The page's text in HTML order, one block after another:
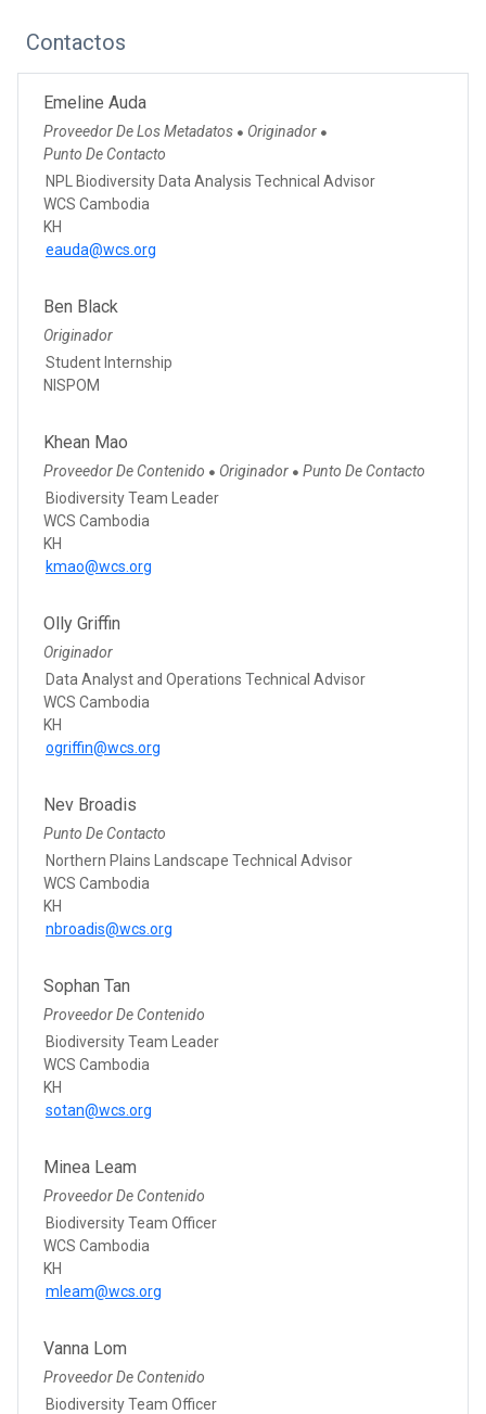
Contactos
Emeline Auda
Proveedor De Los Metadatos ● Originador ●
Punto De Contacto
NPL Biodiversity Data Analysis Technical Advisor
WCS Cambodia
KH
eauda@wcs.org
Ben Black
Originador
Student Internship
NISPOM
Khean Mao
Proveedor De Contenido ● Originador ● Punto De Contacto
Biodiversity Team Leader
WCS Cambodia
KH
kmao@wcs.org
Olly Griffin
Originador
Data Analyst and Operations Technical Advisor
WCS Cambodia
KH
ogriffin@wcs.org
Nev Broadis
Punto De Contacto
Northern Plains Landscape Technical Advisor
WCS Cambodia
KH
nbroadis@wcs.org
Sophan Tan
Proveedor De Contenido
Biodiversity Team Leader
WCS Cambodia
KH
sotan@wcs.org
Minea Leam
Proveedor De Contenido
Biodiversity Team Officer
WCS Cambodia
KH
mleam@wcs.org
Vanna Lom
Proveedor De Contenido
Biodiversity Team Officer